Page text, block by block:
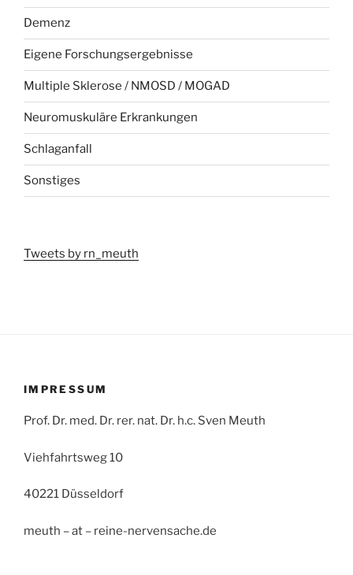
Demenz
Eigene Forschungsergebnisse
Multiple Sklerose / NMOSD / MOGAD
Neuromuskuläre Erkrankungen
Schlaganfall
Sonstiges
Tweets by rn_meuth
IMPRESSUM
Prof. Dr. med. Dr. rer. nat. Dr. h.c. Sven Meuth
Viehfahrtsweg 10
40221 Düsseldorf
meuth – at – reine-nervensache.de